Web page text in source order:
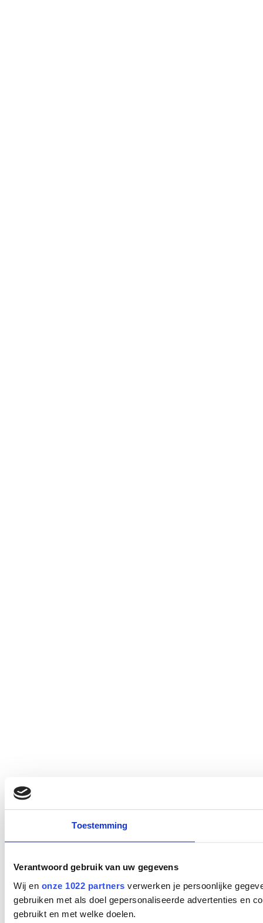
Toestemming
Verantwoord gebruik van uw gegevens
Wij en onze 1022 partners verwerken je persoonlijke
gebruiken met als doel gepersonaliseerde advertenties en
gebruikt en met welke doelen.